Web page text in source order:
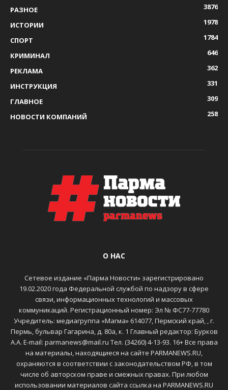
РАЗНОЕ
3876
ИСТОРИИ
1978
СПОРТ
1784
КРИМИНАЛ
646
РЕКЛАМА
362
ИНСТРУКЦИЯ
331
ГЛАВНОЕ
309
НОВОСТИ КОМПАНИЙ
258
О НАС
Сетевое издание «Парма Новости» зарегистрировано
19.02.2020 года Федеральной службой по надзору в сфере
связи, информационных технологий и массовых
коммуникаций. Регистрационный номер: Эл № ФС77-77780
Учредитель: медиагруппа «Магма» 614077, Пермский край, , г.
Пермь, бульвар Гагарина, д. 80а, к. 1 Главный редактор: Бурков
А.А. E-mail: parmanews@mail.ru Тел. (34260) 4-13-93. 16+ Все права
на материалы, находящиеся на сайте PARMANEWS.RU,
охраняются в соответствии с законодательством РФ, в том
числе об авторском праве и смежных правах. При любом
использовании материалов сайта ссылка на PARMANEWS.RU